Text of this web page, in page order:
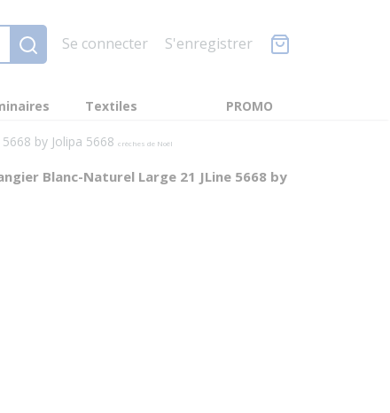
Se connecter S'enregistrer
PROMO
Textiles
by Jolipa 5668 crèches de Noël
Blanc-Naturel Large 21 JLine 5668 by